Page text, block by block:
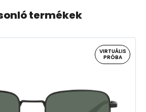
termékek
VIRTUÁLIS
PRÓBA